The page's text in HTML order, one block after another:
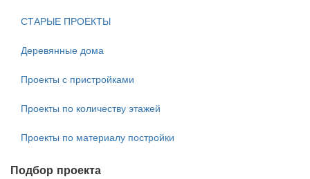
СТАРЫЕ ПРОЕКТЫ
Деревянные дома
Проекты с пристройками
Проекты по количеству этажей
Проекты по материалу постройки
Подбор проекта